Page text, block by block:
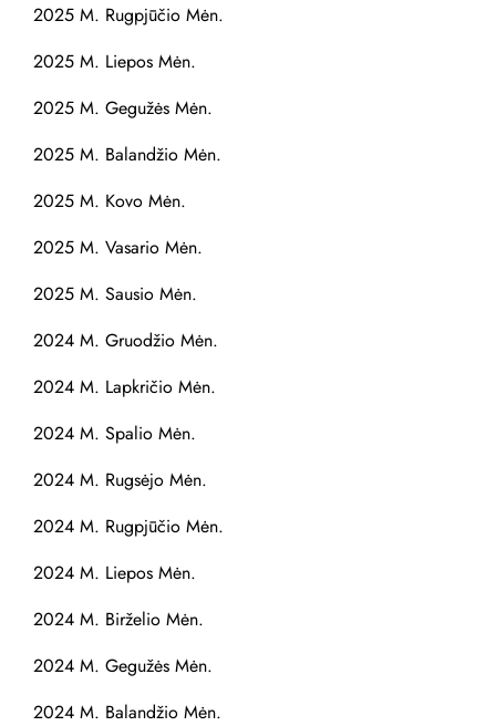
2025 M. Rugpjūčio Mėn.
2025 M. Liepos Mėn.
2025 M. Gegužės Mėn.
2025 M. Balandžio Mėn.
2025 M. Kovo Mėn.
2025 M. Vasario Mėn.
2025 M. Sausio Mėn.
2024 M. Gruodžio Mėn.
2024 M. Lapkričio Mėn.
2024 M. Spalio Mėn.
2024 M. Rugsėjo Mėn.
2024 M. Rugpjūčio Mėn.
2024 M. Liepos Mėn.
2024 M. Birželio Mėn.
2024 M. Gegužės Mėn.
2024 M. Balandžio Mėn.